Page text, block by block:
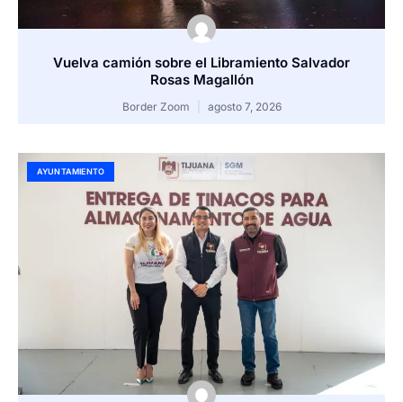
Vuelva camión sobre el Libramiento Salvador
Rosas Magallón
Border Zoom agosto 7, 2026
AYUNTAMIENTO